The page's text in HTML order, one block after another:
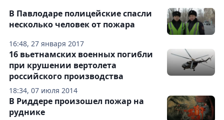
16:48, 27 января 2017
В Павлодаре полицейские спасли
несколько человек от пожара
18:34, 07 июля 2014
16 вьетнамских военных погибли
при крушении вертолета
российского производства
В Риддере произошел пожар на
руднике